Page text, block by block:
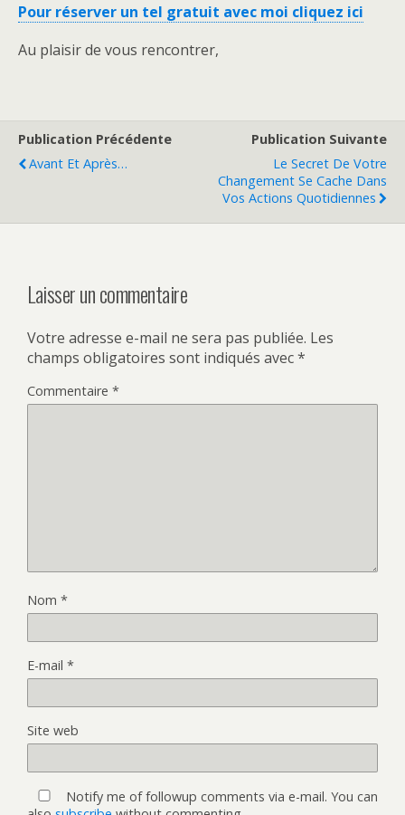
Pour réserver un tel gratuit avec moi cliquez ici
Au plaisir de vous rencontrer,
Publication Précédente
Avant Et Après…
Publication Suivante
Le Secret De Votre
Changement Se Cache Dans
Vos Actions Quotidiennes
Laisser un commentaire
Votre adresse e-mail ne sera pas publiée. Les
champs obligatoires sont indiqués avec*
Commentaire *
Nom *
E-mail *
Site web
Notify me of followup comments via e-mail. You can